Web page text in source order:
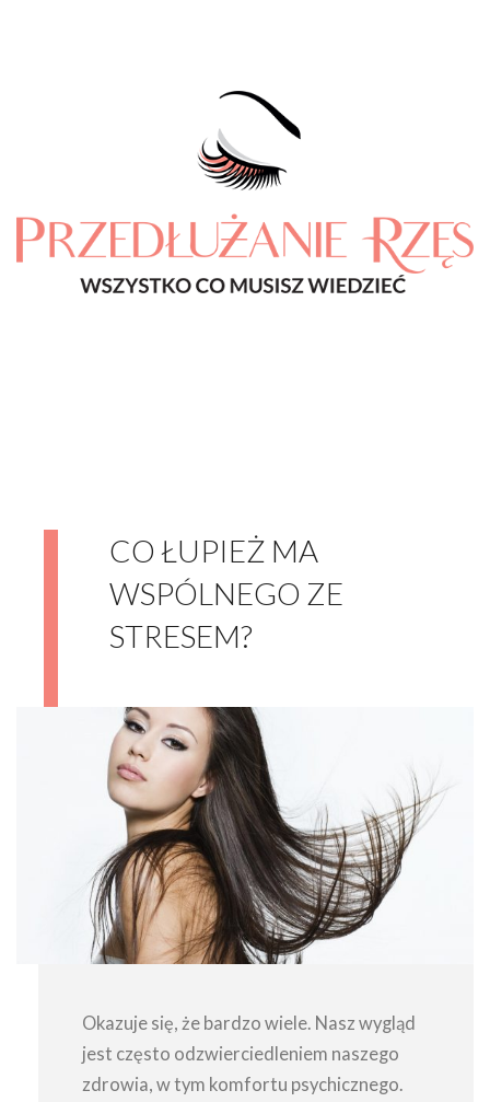
CO ŁUPIEŻ MA
WSPÓLNEGO ZE
STRESEM?
Okazuje się, że bardzo wiele. Nasz wygląd
jest często odzwierciedleniem naszego
zdrowia, w tym komfortu psychicznego.